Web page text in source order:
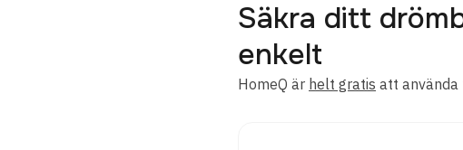
Säkra ditt
enkelt
HomeQ är helt gratis att använda